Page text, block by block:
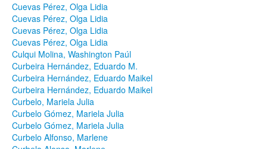
Cuevas Pérez, Olga Lidia
Cuevas Pérez, Olga Lidia
Cuevas Pérez, Olga Lidia
Cuevas Pérez, Olga Lidia
Culqui Molina, Washington Paúl
Curbeira Hernández, Eduardo M.
Curbeira Hernández, Eduardo Maikel
Curbeira Hernández, Eduardo Maikel
Curbelo, Mariela Julia
Curbelo Gómez, Mariela Julia
Curbelo Gómez, Mariela Julia
Curbelo Alfonso, Marlene